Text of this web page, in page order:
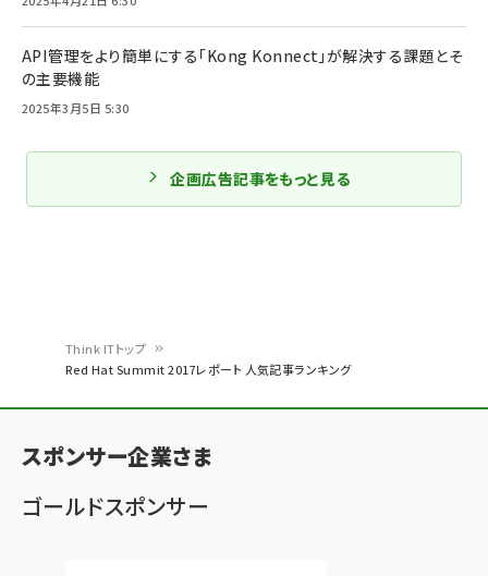
く
ず
Think ITトップ
Red Hat Summit 2017レポート 人気記事ランキング
API管理をより簡単にする「Kong Konnect」が解決する課題とそ
の主要機能
2025年3月5日 5:30
企画広告記事をもっと見る
スポンサー企業さま
ゴールドスポンサー